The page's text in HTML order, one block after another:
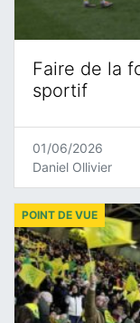
Faire de la
sportif
01/06/2026
Daniel Ollivier
POINT DE VUE